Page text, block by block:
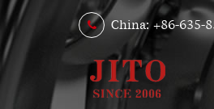
China: +86-635-